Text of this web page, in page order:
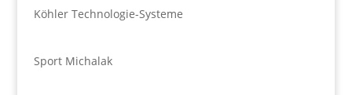
Köhler Technologie-Systeme
Sport Michalak